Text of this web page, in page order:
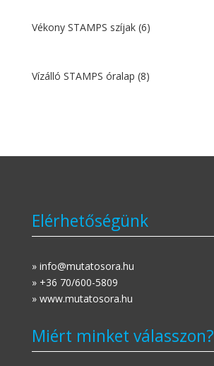
Vékony STAMPS szíjak (6)
Vízálló STAMPS óralap (8)
Elérhetőségünk
» info@mutatosora.hu
» +36 70/600-5809
» www.mutatosora.hu
Miért minket válasszon?